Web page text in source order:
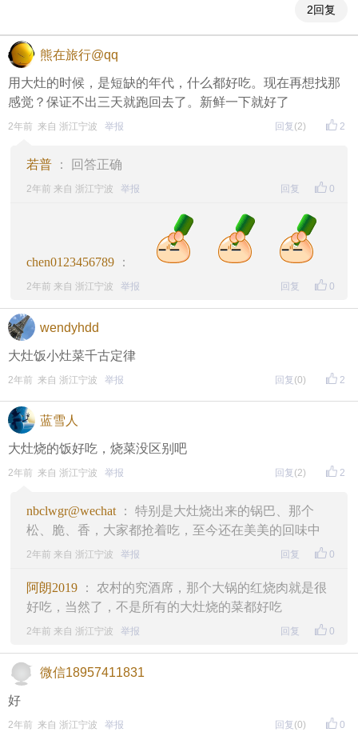
2回复
熊在旅行@qq
用大灶的时候，是短缺的年代，什么都好吃。现在再想找那
感觉？保证不出三天就跑回去了。新鲜一下就好了
2
2年前 来自 浙江宁波 举报 回复 (2)
若普 ： 回答正确
0
2年前 来自 浙江宁波 举报 回复
chen0123456789 ：
0
2年前 来自 浙江宁波 举报 回复
wendyhdd
大灶饭小灶菜千古定律
2
2年前 来自 浙江宁波 举报 回复 (0)
蓝雪人
大灶烧的饭好吃，烧菜没区别吧
2
2年前 来自 浙江宁波 举报 回复 (2)
nbclwgr@wechat ： 特别是大灶烧出来的锅巴、那个
松、脆、香，大家都抢着吃，至今还在美美的回味中
0
2年前 来自 浙江宁波 举报 回复
阿朗2019 ： 农村的究酒席，那个大锅的红烧肉就是很
好吃，当然了，不是所有的大灶烧的菜都好吃
0
2年前 来自 浙江宁波 举报 回复
微信18957411831
好
0
2年前 来自 浙江宁波 举报 回复 (0)